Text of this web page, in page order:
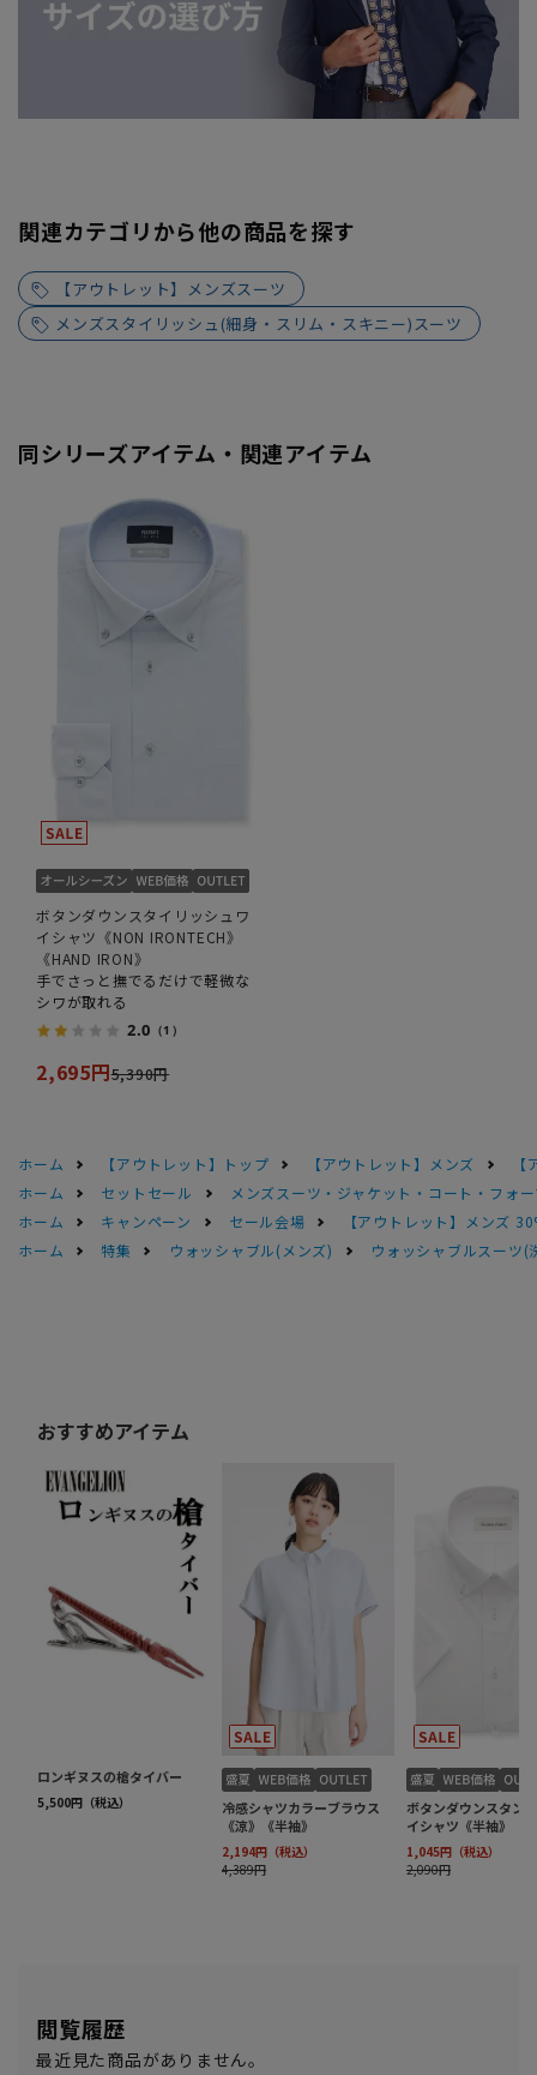
関連カテゴリから他の商品を探す
【アウトレット】メンズスーツ
メンズスタイリッシュ(細身・スリム・スキニー)スーツ
同シリーズアイテム・関連アイテム
ボタンダウンスタイリッシュワ
イシャツ《NON IRONTECH》
《HAND IRON》
手でさっと撫でるだけで軽微な
シワが取れる
2.0 （1）
2,695円5,390円
ホーム 【アウトレット】トップ 【アウトレット】メンズ
ホーム
セットセール
メンズスーツ・ジャケット・コート・フォ
ホーム
キャンペーン セール会場
【アウトレット】メンズ
ホーム
特集 ウォッシャブル(メンズ) ウォッシャブルスーツ(
閲覧履歴
最近見た商品がありません。